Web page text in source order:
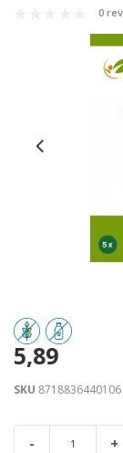
0
5,89
SKU 8718836440106
- +